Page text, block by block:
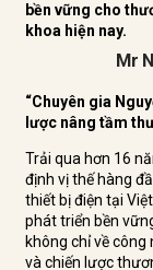
bền vững cho
khoa hiện nay.
Mr
“Chuyên gia
lược nâng tầm
Trải qua hơn 16
định vị thế hàng
thiết bị điện tại
phát triển bền
không chỉ về công
và chiến lược